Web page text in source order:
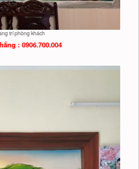
trí phòng khách
: 0906.700.004